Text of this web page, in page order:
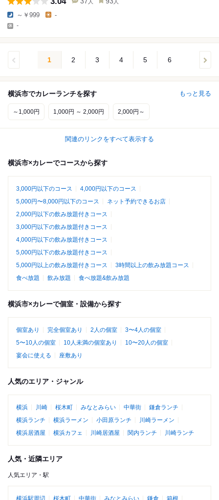
人 人
～￥999 -
-
1 2 3 4 5 6
横浜市でカレーランチを探す もっと見る
～1,000円 1,000円 ～ 2,000円 2,000円～
関連のリンクをすべて表示する
横浜市×カレーでコースから探す
3,000円以下のコース
4,000円以下のコース
5,000円〜8,000円以下のコース
ネット予約できるお店
2,000円以下の飲み放題付きコース
3,000円以下の飲み放題付きコース
4,000円以下の飲み放題付きコース
5,000円以下の飲み放題付きコース
5,000円以上の飲み放題付きコース
3時間以上の飲み放題コース
食べ放題
飲み放題 食べ放題&飲み放題
横浜市×カレーで個室・設備から探す
個室あり 完全個室あり 2人の個室
3〜4人の個室
5〜10人の個室
10人未満の個室あり
10〜20人の個室
宴会に使える
座敷あり
人気のエリア・ジャンル
横浜 川崎 桜木町 みなとみらい 中華街
鎌倉ランチ
横浜ランチ
横浜ラーメン 小田原ランチ
川崎ラーメン
横浜居酒屋
横浜カフェ 川崎居酒屋 関内ランチ 川崎ランチ
人気・近隣エリア
人気エリア・駅
横浜駅周辺 桜木町 中華街 みなとみらい 鎌倉
箱根